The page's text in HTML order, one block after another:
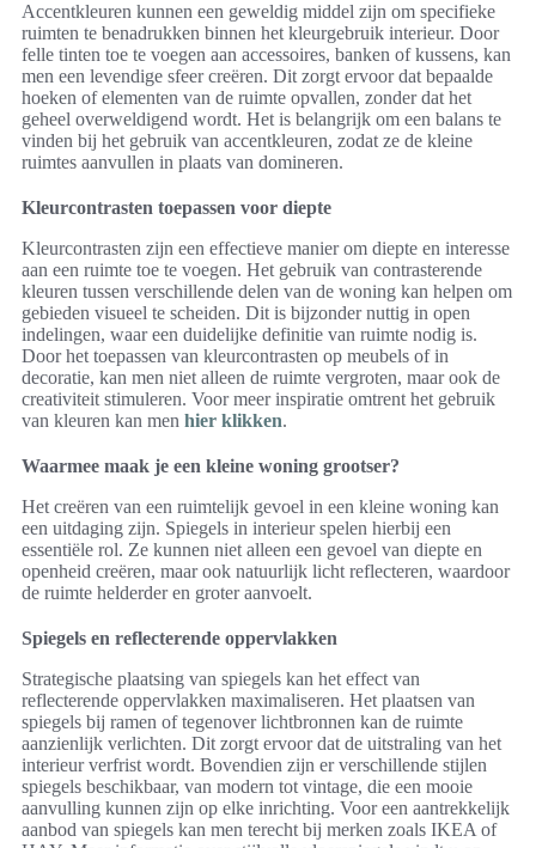
Accentkleuren kunnen een geweldig middel zijn om specifieke
ruimten te benadrukken binnen het kleurgebruik interieur. Door
felle tinten toe te voegen aan accessoires, banken of kussens, kan
men een levendige sfeer creëren. Dit zorgt ervoor dat bepaalde
hoeken of elementen van de ruimte opvallen, zonder dat het
geheel overweldigend wordt. Het is belangrijk om een balans te
vinden bij het gebruik van accentkleuren, zodat ze de kleine
ruimtes aanvullen in plaats van domineren.
Kleurcontrasten toepassen voor diepte
Kleurcontrasten zijn een effectieve manier om diepte en interesse
aan een ruimte toe te voegen. Het gebruik van contrasterende
kleuren tussen verschillende delen van de woning kan helpen om
gebieden visueel te scheiden. Dit is bijzonder nuttig in open
indelingen, waar een duidelijke definitie van ruimte nodig is.
Door het toepassen van kleurcontrasten op meubels of in
decoratie, kan men niet alleen de ruimte vergroten, maar ook de
creativiteit stimuleren. Voor meer inspiratie omtrent het gebruik
van kleuren kan men hier klikken.
Waarmee maak je een kleine woning grootser?
Het creëren van een ruimtelijk gevoel in een kleine woning kan
een uitdaging zijn. Spiegels in interieur spelen hierbij een
essentiële rol. Ze kunnen niet alleen een gevoel van diepte en
openheid creëren, maar ook natuurlijk licht reflecteren, waardoor
de ruimte helderder en groter aanvoelt.
Spiegels en reflecterende oppervlakken
Strategische plaatsing van spiegels kan het effect van
reflecterende oppervlakken maximaliseren. Het plaatsen van
spiegels bij ramen of tegenover lichtbronnen kan de ruimte
aanzienlijk verlichten. Dit zorgt ervoor dat de uitstraling van het
interieur verfrist wordt. Bovendien zijn er verschillende stijlen
spiegels beschikbaar, van modern tot vintage, die een mooie
aanvulling kunnen zijn op elke inrichting. Voor een aantrekkelijk
aanbod van spiegels kan men terecht bij merken zoals IKEA of